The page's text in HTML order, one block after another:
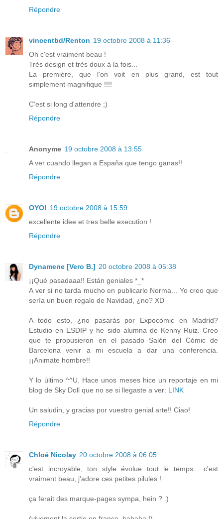
Répondre
vincentbd/Renton 19 octobre 2008 à 11:36
Oh c'est vraiment beau !
Très design et très doux à la fois...
La première, que l'on voit en plus grand, est tout
simplement magnifique !!!!
C'est si long d'attendre ;)
Répondre
Anonyme 19 octobre 2008 à 13:55
A ver cuando llegan a España que tengo ganas!!
Répondre
OYO! 19 octobre 2008 à 15:59
excellente idee et tres belle execution !
Répondre
Dynamene [Vero B.] 20 octobre 2008 à 05:38
¡¡Qué pasadaaa!! Están geniales *_*
A ver si no tarda mucho en publicarlo Norma... Yo creo que
sería un buen regalo de Navidad, ¿no? XD
A todo esto, ¿no pasarás por Expocómic en Madrid?
Estudio en ESDIP y he sido alumna de Kenny Ruiz. Creo
que te propusieron en el pasado Salón del Cómic de
Barcelona venir a mi escuela a dar una conferencia.
¡¡Animate hombre!!
Y lo último ^^U. Hace unos meses hice un reportaje en mi
blog de Sky Doll que no se si llegaste a ver: LINK
Un saludin, y gracias por vuestro genial arte!! Ciao!
Répondre
Chloé Nicolay 20 octobre 2008 à 06:05
c'est incroyable, ton style évolue tout le temps... c'est
vraiment beau, j'adore ces petites pilules !
ça ferait des marque-pages sympa, hein ? :)